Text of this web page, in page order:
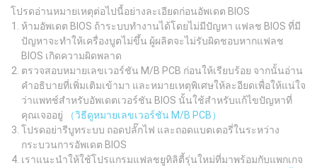
โปรดอ่านหมายเหตุต่อไปนี้อย่างละเอียดก่อนอัพเดต BIOS
ห้ามอัพเดต BIOS ถ้าระบบทำงานได้โดยไม่มีปัญหา แฟลช BIOS ที่มี
ปัญหาจะทำให้เครื่องบูตไม่ขึ้น ผู้ผลิตจะไม่รับผิดชอบหากแฟลช
BIOS เกิดความผิดพลาด
ตรวจสอบหมายเลขเวอร์ชัน M/B PCB ก่อนให้เรียบร้อย จากนั้นอ่าน
คำอธิบายที่เพิ่มเติมเข้ามา และหมายเหตุพิเศษให้ละอียดเพื่อให้แน่ใจ
ว่าแพทช์สำหรับอัพเดตเวอร์ชัน BIOS นั้นใช้สำหรับแก้ไขปัญหาที่
คุณเจออยู่
（วิธีดูหมายเลขเวอร์ชัน M/B PCB）
โปรดอย่ารีบูทระบบ ถอดปลั๊กไฟ และถอดแบตเตอรี่ในระหว่าง
กระบวนการอัพเดต BIOS
เราแนะนำให้ใช้โปรแกรมแฟลชยูทิลิตี้รุ่นใหม่ที่มาพร้อมกับแพกเกจ